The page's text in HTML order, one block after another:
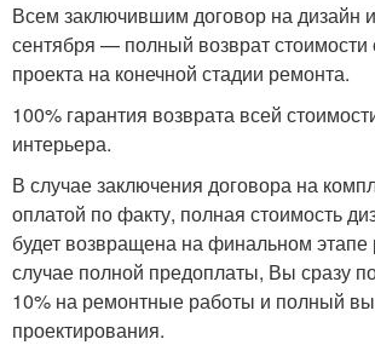
Всем заключившим договор на дизайн
сентября — полный возврат стоимости
проекта на конечной стадии ремонта.
100% гарантия возврата всей
интерьера.
В случае заключения договора на
оплатой по факту, полная стоимость
будет возвращена на финальном
случае полной предоплаты, Вы сразу
10% на ремонтные работы и полный
проектирования.